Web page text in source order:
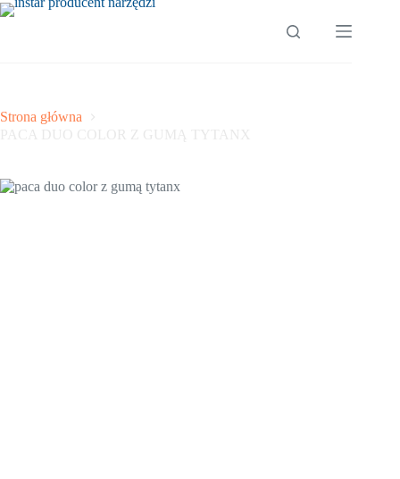
Przejdź
Strona główna